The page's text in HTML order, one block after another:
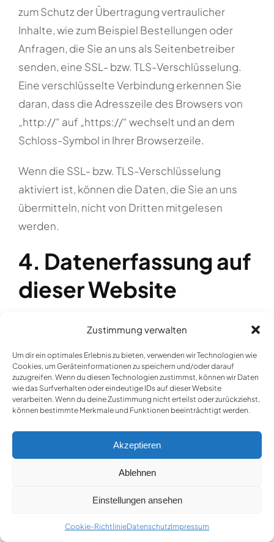
Zustimmung verwalten
Um dir ein optimales Erlebnis zu bieten, verwenden wir Technologien wie
Cookies, um Geräteinformationen zu speichern und/oder darauf
zuzugreifen. Wenn du diesen Technologien zustimmst, können wir Daten
wie das Surfverhalten oder eindeutige IDs auf dieser Website
verarbeiten. Wenn du deine Zustimmung nicht erteilst oder zurückziehst,
können bestimmte Merkmale und Funktionen beeinträchtigt werden.
Akzeptieren
Ablehnen
Einstellungen ansehen
Cookie-RichtlinieDatenschutzImpressum
zum Schutz der Übertragung vertraulicher
Inhalte, wie zum Beispiel Bestellungen oder
Anfragen, die Sie an uns als Seitenbetreiber
senden, eine SSL- bzw. TLS-Verschlüsselung.
Eine verschlüsselte Verbindung erkennen Sie
daran, dass die Adresszeile des Browsers von
„http://“ auf „https://“ wechselt und an dem
Schloss-Symbol in Ihrer Browserzeile.
Wenn die SSL- bzw. TLS-Verschlüsselung
aktiviert ist, können die Daten, die Sie an uns
übermitteln, nicht von Dritten mitgelesen
werden.
4. Datenerfassung auf
dieser Website
Cookies
Unsere Internetseiten verwenden so genannte
„Cookies“. Cookies sind kleine Datenpakete
und richten auf Ihrem Endgerät keinen Schaden
Dauer einer Sitzung (Session-Cookies) oder
dauerhaft (permanente Cookies) auf Ihrem
gelöscht. Permanente Cookies bleiben auf